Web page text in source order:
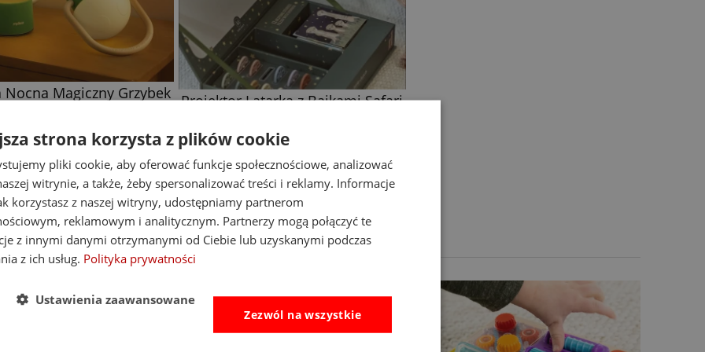
Latarka z Bajkami Safari
99,99 zł84,99 zł
do koszyka
strona korzysta z plików cookie
pliki cookie, aby oferować funkcje społecznościowe, analizować
witrynie, a także, żeby spersonalizować treści i reklamy. Informacje
korzystasz z naszej witryny, udostępniamy partnerom
reklamowym i analitycznym. Partnerzy mogą połączyć te
z innymi danymi otrzymanymi od Ciebie lub uzyskanymi podczas
z ich usług. Polityka prywatności
Zezwól na wszystkie
Ustawienia zaawansowane